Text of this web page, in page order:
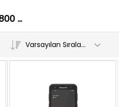
çözünürlük 480 x 800 dayanıklı cam
Varsayılan Sıralama